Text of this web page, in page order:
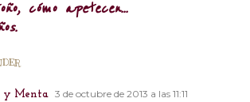
cómo apetecen...
y Menta 3 de octubre de 2013 a las 11:11